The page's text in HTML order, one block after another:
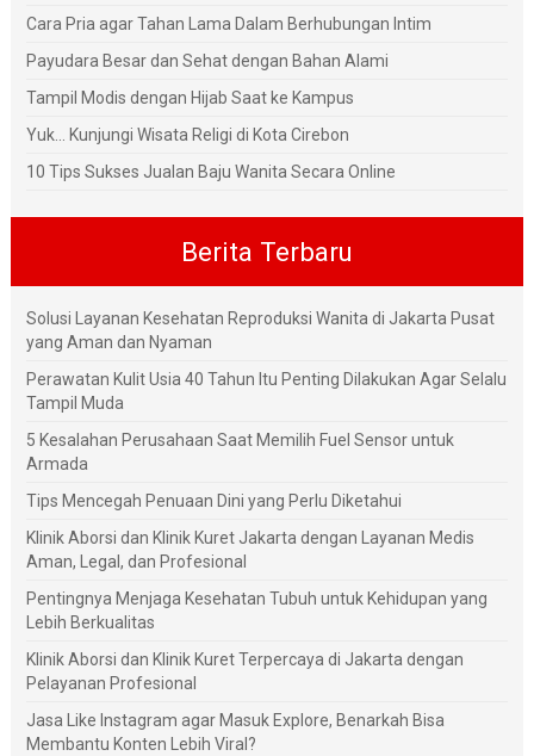
Cara Pria agar Tahan Lama Dalam Berhubungan Intim
Payudara Besar dan Sehat dengan Bahan Alami
Tampil Modis dengan Hijab Saat ke Kampus
Yuk... Kunjungi Wisata Religi di Kota Cirebon
10 Tips Sukses Jualan Baju Wanita Secara Online
Berita Terbaru
Solusi Layanan Kesehatan Reproduksi Wanita di Jakarta Pusat
yang Aman dan Nyaman
Perawatan Kulit Usia 40 Tahun Itu Penting Dilakukan Agar Selalu
Tampil Muda
5 Kesalahan Perusahaan Saat Memilih Fuel Sensor untuk
Armada
Tips Mencegah Penuaan Dini yang Perlu Diketahui
Klinik Aborsi dan Klinik Kuret Jakarta dengan Layanan Medis
Aman, Legal, dan Profesional
Pentingnya Menjaga Kesehatan Tubuh untuk Kehidupan yang
Lebih Berkualitas
Klinik Aborsi dan Klinik Kuret Terpercaya di Jakarta dengan
Pelayanan Profesional
Jasa Like Instagram agar Masuk Explore, Benarkah Bisa
Membantu Konten Lebih Viral?